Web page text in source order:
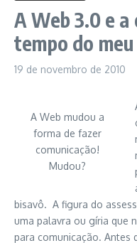
A Web 3.0 e a
tempo do
19 de novembro de 2010
A Web mudou a
forma de fazer
comunicação!
Mudou?
bisavô. A figura do
uma palavra ou gíria que
para comunicação. Antes